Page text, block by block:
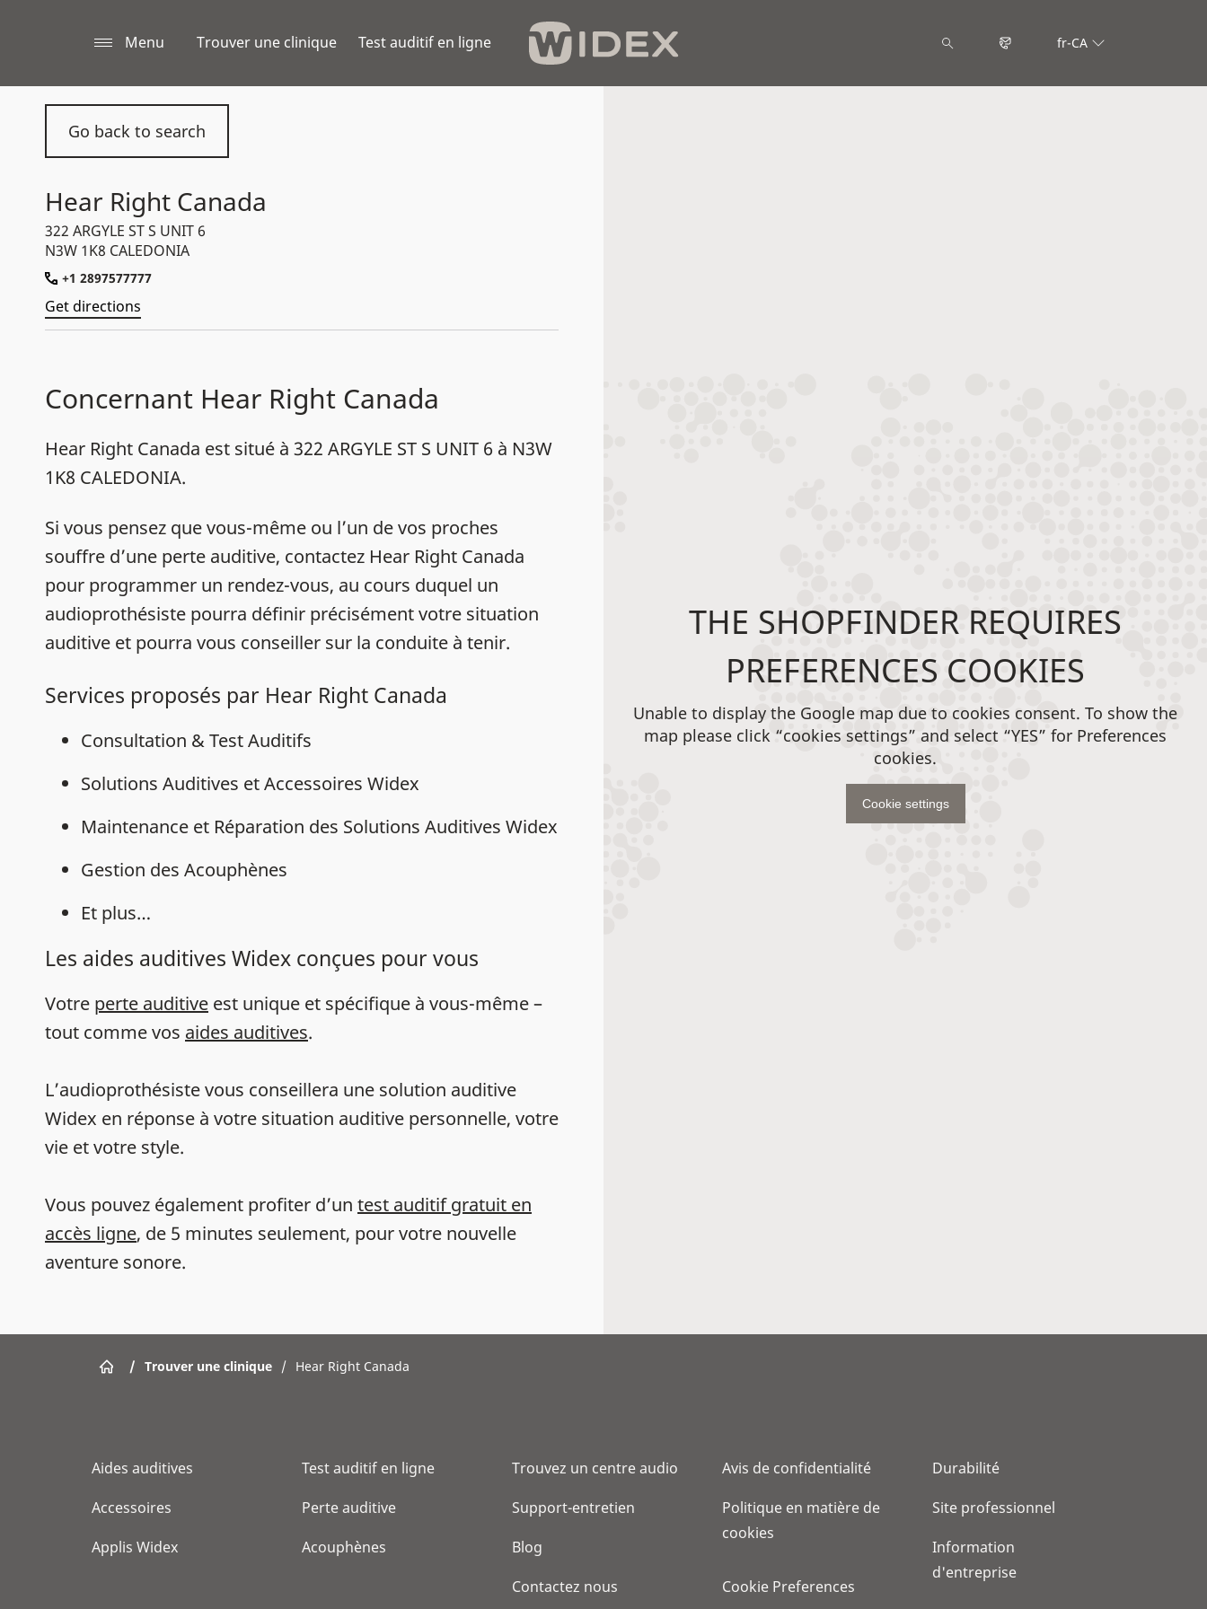
Menu Trouver une clinique Test auditif en ligne fr-CA
Go back to search
Hear Right Canada
322 ARGYLE ST S UNIT 6
N3W 1K8 CALEDONIA
+1 2897577777
Get directions
Concernant Hear Right Canada
Hear Right Canada est situé à 322 ARGYLE ST S UNIT 6 à N3W
1K8 CALEDONIA.
Si vous pensez que vous-même ou l’un de vos proches
souffre d’une perte auditive, contactez Hear Right Canada
pour programmer un rendez-vous, au cours duquel un
audioprothésiste pourra définir précisément votre situation
auditive et pourra vous conseiller sur la conduite à tenir.
Services proposés par Hear Right Canada
Consultation & Test Auditifs
Solutions Auditives et Accessoires Widex
Maintenance et Réparation des Solutions Auditives Widex
Gestion des Acouphènes
Et plus…
Les aides auditives Widex conçues pour vous
Votre perte auditive est unique et spécifique à vous-même –
tout comme vos aides auditives.
L’audioprothésiste vous conseillera une solution auditive
Widex en réponse à votre situation auditive personnelle, votre
vie et votre style.
Vous pouvez également profiter d’un test auditif gratuit en
accès ligne, de 5 minutes seulement, pour votre nouvelle
aventure sonore.
THE SHOPFINDER REQUIRES
PREFERENCES COOKIES
Unable to display the Google map due to cookies consent. To show the
map please click “cookies settings” and select “YES” for Preferences
cookies.
Cookie settings
/ Trouver une clinique / Hear Right Canada
Aides auditives
Accessoires
Applis Widex
Test auditif en ligne
Perte auditive
Acouphènes
Trouvez un centre audio
Support-entretien
Blog
Contactez nous
Avis de confidentialité
Politique en matière de
cookies
Cookie Preferences
Durabilité
Site professionnel
Information
d'entreprise